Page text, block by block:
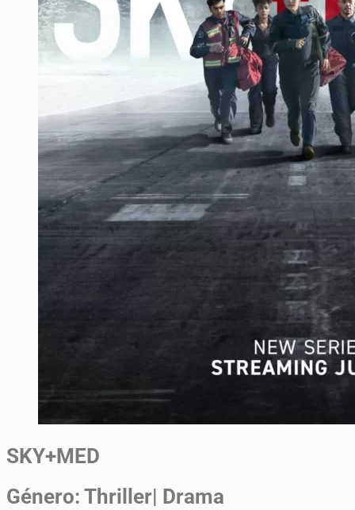
SKY+MED
Género: Thriller| Drama